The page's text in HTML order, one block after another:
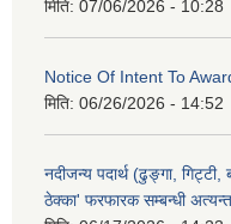
मिति: 07/06/2026 - 10:28
Notice Of Intent To
मिति: 06/26/2026 - 14:52
नदीजन्य पदार्थ (ढुङ्गा,
ठेक्का' फरफारक सम्बन्धी